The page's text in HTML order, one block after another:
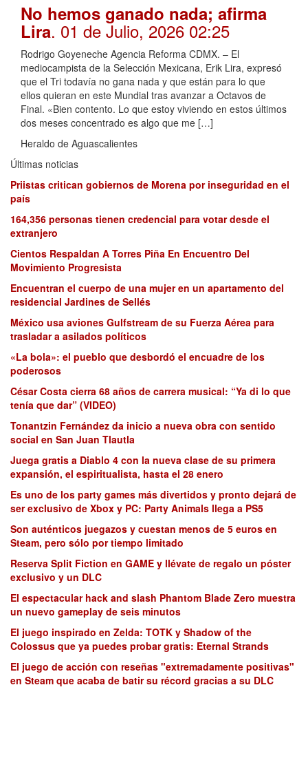
No hemos ganado nada; afirma
Lira. 01 de Julio, 2026 02:25
Rodrigo Goyeneche Agencia Reforma CDMX. – El
mediocampista de la Selección Mexicana, Erik Lira, expresó
que el Tri todavía no gana nada y que están para lo que
ellos quieran en este Mundial tras avanzar a Octavos de
Final. «Bien contento. Lo que estoy viviendo en estos últimos
dos meses concentrado es algo que me […]
Heraldo de Aguascalientes
Últimas noticias
Priistas critican gobiernos de Morena por inseguridad en el
país
164,356 personas tienen credencial para votar desde el
extranjero
Cientos Respaldan A Torres Piña En Encuentro Del
Movimiento Progresista
Encuentran el cuerpo de una mujer en un apartamento del
residencial Jardines de Sellés
México usa aviones Gulfstream de su Fuerza Aérea para
trasladar a asilados políticos
«La bola»: el pueblo que desbordó el encuadre de los
poderosos
César Costa cierra 68 años de carrera musical: “Ya di lo que
tenía que dar” (VIDEO)
Tonantzin Fernández da inicio a nueva obra con sentido
social en San Juan Tlautla
Juega gratis a Diablo 4 con la nueva clase de su primera
expansión, el espiritualista, hasta el 28 enero
Es uno de los party games más divertidos y pronto dejará de
ser exclusivo de Xbox y PC: Party Animals llega a PS5
Son auténticos juegazos y cuestan menos de 5 euros en
Steam, pero sólo por tiempo limitado
Reserva Split Fiction en GAME y llévate de regalo un póster
exclusivo y un DLC
El espectacular hack and slash Phantom Blade Zero muestra
un nuevo gameplay de seis minutos
El juego inspirado en Zelda: TOTK y Shadow of the
Colossus que ya puedes probar gratis: Eternal Strands
El juego de acción con reseñas "extremadamente positivas"
en Steam que acaba de batir su récord gracias a su DLC